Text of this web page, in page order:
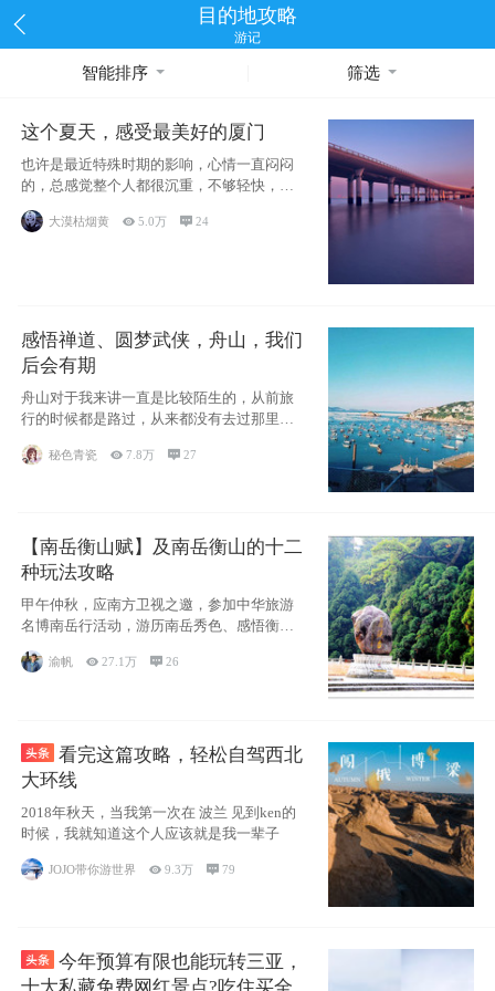
目的地攻略
游记
智能排序 筛选
这个夏天，感受最美好的厦门
也许是最近特殊时期的影响，心情一直闷闷
的，总感觉整个人都很沉重，不够轻快，当
然也有可能是疫情影响，许
大漠枯烟黄  5.0万 24
感悟禅道、圆梦武侠，舟山，我们
后会有期
舟山对于我来讲一直是比较陌生的，从前旅
行的时候都是路过，从来都没有去过那里游
秘色青瓷 7.8万 27
【南岳衡山赋】及南岳衡山的十二
种玩法攻略
甲午仲秋，应南方卫视之邀，参加中华旅游
名博南岳行活动，游历南岳秀色、感悟衡山
博大、品
渝帆 27.1万 26
看完这篇攻略，轻松自驾西北
大环线
2018年秋天，当我第一次在 波兰 见到ken的
时候，我就知道这个人应该就是我一辈子
JOJO带你游世界 9.3万 79
今年预算有限也能玩转三亚，